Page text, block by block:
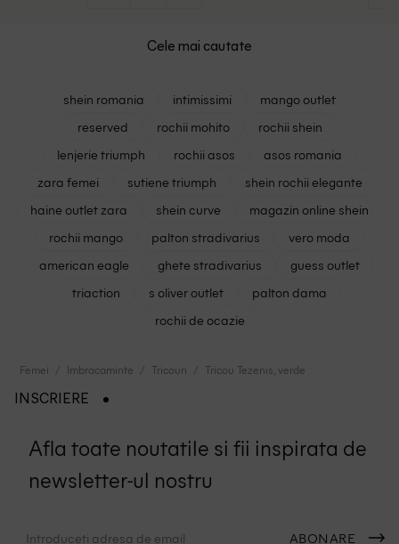
Cele mai cautate
shein romania intimissimi
mango outlet
reserved
rochii mohito
rochii shein
lenjerie triumph
rochii asos
asos romania
zara femei
sutiene triumph
shein rochii elegante
haine outlet zara
shein curve
magazin online shein
rochii mango
palton stradivarius
vero moda
american eagle
ghete stradivarius
guess outlet
triaction
s oliver outlet
palton dama
rochii de ocazie
Femei Imbracaminte Tricouri Tricou Tezenis, verde
INSCRIERE
Afla toate noutatile si fii inspirata de
newsletter-ul nostru
ABONARE